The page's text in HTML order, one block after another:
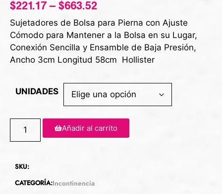
$221.17 – $663.52
Sujetadores de Bolsa para Pierna con Ajuste
Cómodo para Mantener a la Bolsa en su Lugar,
Conexión Sencilla y Ensamble de Baja Presión,
Ancho 3cm Longitud 58cm Hollister
UNIDADES
Añadir al carrito
SKU:
CATEGORÍA:Incontinencia